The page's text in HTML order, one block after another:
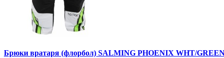
Брюки вратаря (флорбол) SALMING PHOENIX WHT/